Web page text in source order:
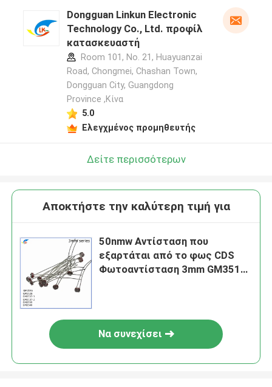
Dongguan Linkun Electronic
Technology Co., Ltd. προφίλ
κατασκευαστή
Room 101, No. 21, Huayuanzai
Road, Chongmei, Chashan Town,
Dongguan City, Guangdong
Province ,Κίνα
5.0
Ελεγχμένος προμηθευτής
Δείτε περισσότερων
Αποκτήστε την καλύτερη τιμή για
50nmw Αντίσταση που
εξαρτάται από το φως CDS
Φωτοαντίσταση 3mm GM3516
Να συνεχίσει